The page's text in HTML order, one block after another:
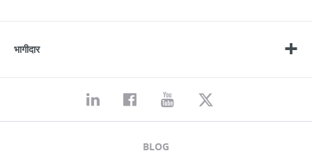
भागीदार
BLOG